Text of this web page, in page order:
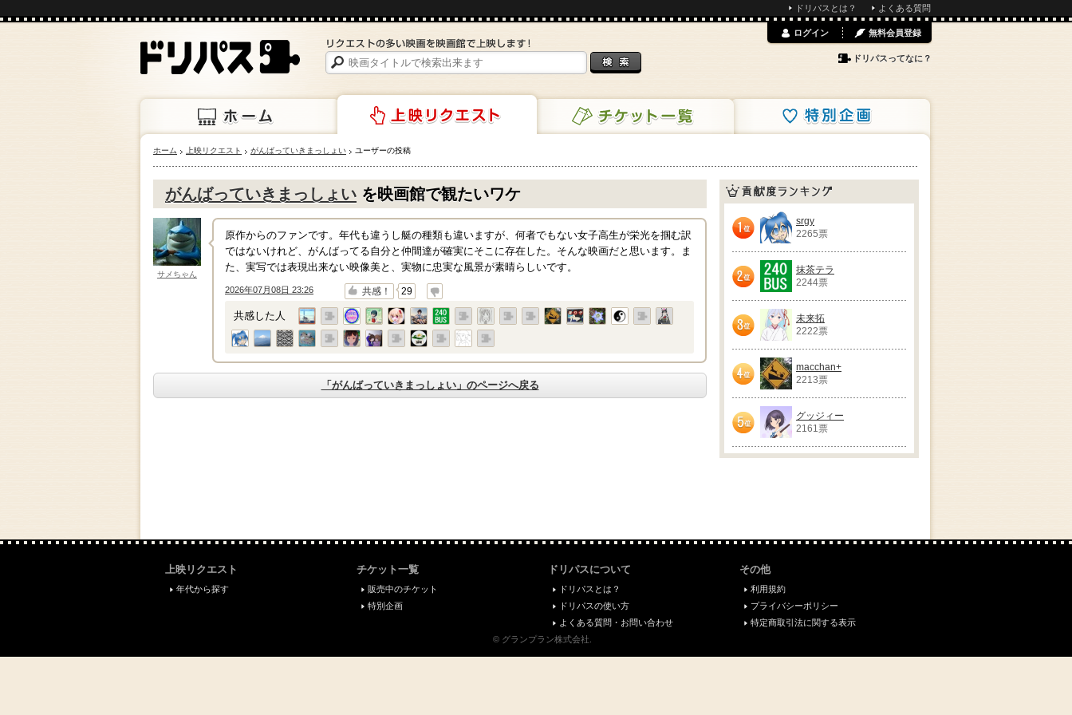
ドリパスとは？ よくある質問
ホーム 上映リクエスト チケット一覧 特別企画
ログイン 無料会員登録
ドリパスってなに？
ホーム 上映リクエスト がんばっていきまっしょい ユーザーの投稿
がんばっていきまっしょい を映画館で観たいワケ
サメちゃん
原作からのファンです。年代も違うし艇の種類も違いますが、何者でもない女子高生が栄光を掴む訳
ではないけれど、がんばってる自分と仲間達が確実にそこに存在した。そんな映画だと思います。ま
た、実写では表現出来ない映像美と、実物に忠実な風景が素晴らしいです。
2026年07月08日 23:26
↑ 共感！ 29
↓
共感した人
「がんばっていきまっしょい」のページへ戻る
貢献度ランキング
1位
srgy
2265票
2位
抹茶テラ
2244票
3位
未来拓
2222票
4位
macchan+
2213票
5位
グッジィー
2161票
上映リクエスト
年代から探す
チケット一覧
販売中のチケット
特別企画
ドリパスについて
ドリパスとは？
ドリパスの使い方
よくある質問・お問い合わせ
その他
利用規約
プライバシーポリシー
特定商取引法に関する表示
© グランプラン株式会社.